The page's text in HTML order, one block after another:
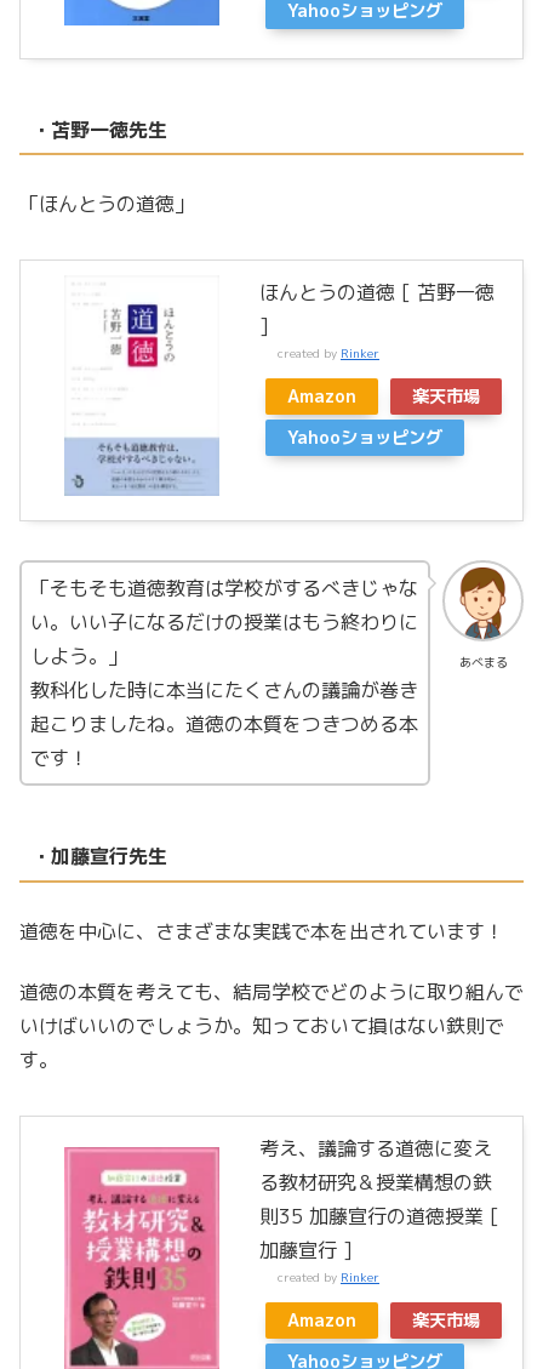
Yahooショッピング
・苫野一徳先生
「ほんとうの道徳」
ほんとうの道徳 [ 苫野一徳
]
created by Rinker
Amazon
楽天市場
Yahooショッピング
あべまる
「そもそも道徳教育は学校がするべきじゃな
い。いい子になるだけの授業はもう終わりに
しよう。」
教科化した時に本当にたくさんの議論が巻き
起こりましたね。道徳の本質をつきつめる本
です！
・加藤宣行先生
道徳を中心に、さまざまな実践で本を出されています！
道徳の本質を考えても、結局学校でどのように取り組んで
いけばいいのでしょうか。知っておいて損はない鉄則で
す。
考え、議論する道徳に変え
る教材研究＆授業構想の鉄
則35 加藤宣行の道徳授業 [
加藤宣行 ]
created by Rinker
Amazon
楽天市場
Yahooショッピング